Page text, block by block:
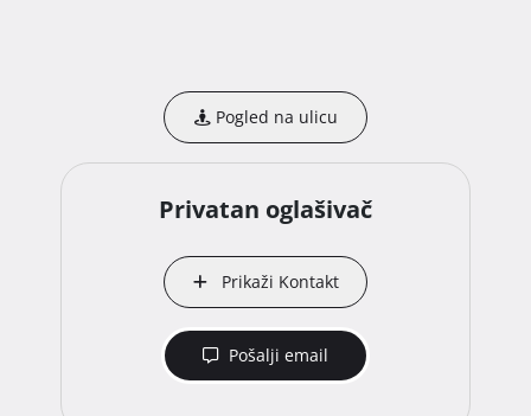
Pogled na ulicu
Privatan oglašivač
Prikaži Kontakt
Pošalji email